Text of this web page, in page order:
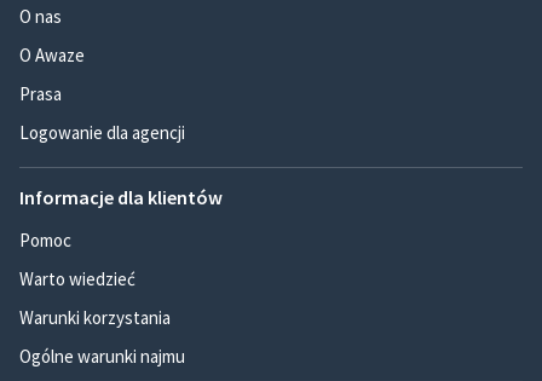
O nas
O Awaze
Prasa
Logowanie dla agencji
Informacje dla klientów
Pomoc
Warto wiedzieć
Warunki korzystania
Ogólne warunki najmu